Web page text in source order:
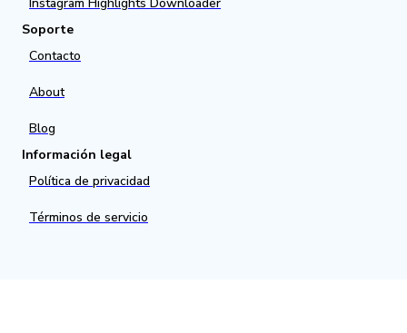
Soporte
Contacto
About
Blog
Información legal
Política de privacidad
Términos de servicio